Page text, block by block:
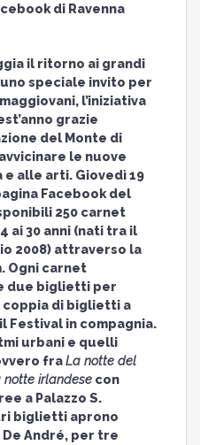
di Ravenna
il ritorno ai grandi
speciale invito per
l’iniziativa
grazie
del Monte di
le nuove
alle arti. Giovedì 19
Facebook del
250 carnet
ai 30 anni (nati tra il
2008) attraverso la
Ogni carnet
due biglietti per
di biglietti a
Festival in compagnia.
urbani e quelli
fraLa notte del
notte irlandesecon
a Palazzo S.
biglietti aprono
André, per tre